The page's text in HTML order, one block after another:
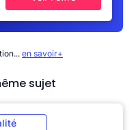
en savoir+
sujet